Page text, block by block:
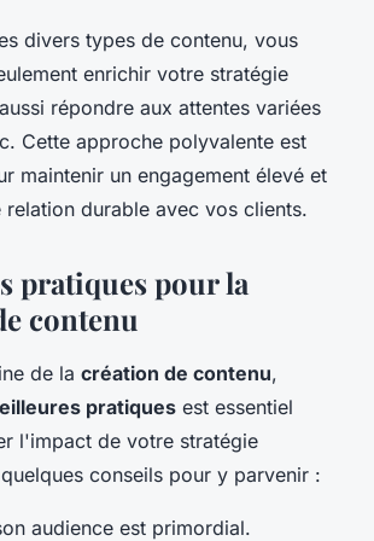
divers types de contenu, vous
enrichir votre stratégie
répondre aux attentes variées
Cette approche polyvalente est
maintenir un engagement élevé et
relation durable avec vos clients.
pratiques pour la
contenu
de la création de contenu,
pratiques est essentiel
l'impact de votre stratégie
conseils pour y parvenir :
audience est primordial.